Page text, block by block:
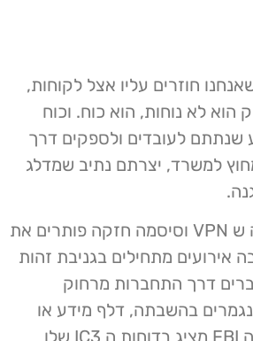
חוזרים עליו אצל לקוחות,
הוא לא נוחות, הוא כוח. וכוח
שנתתם לעובדים ולספקים דרך
למשרד, יצרתם נתיב שמדלג
הבעיה היא האשליה ש VPN וסיסמה חזקה פותרים את
אירועים מתחילים בגניבת זהות
דרך התחברות מרחוק
בהשבתה, דלף מידע או
כופרה. לא במקרה ה FBI מציג בדוחות ה IC3 שלו